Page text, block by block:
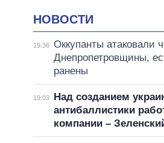
НОВОСТИ
19:36 Оккупанты атаковали
Днепропетровщины,
ранены
19:03
Над созданием
антибаллистики
компании –